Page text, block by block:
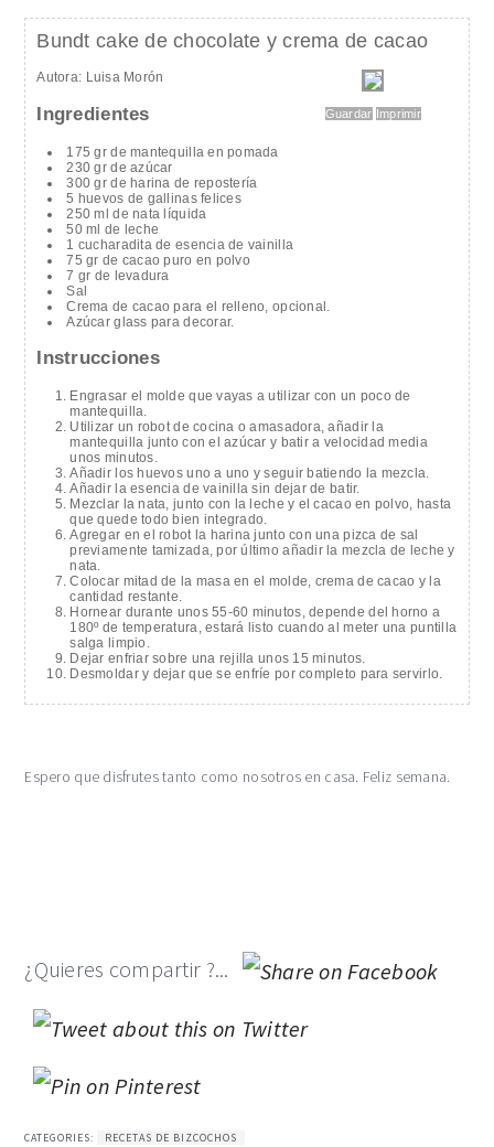
Bundt cake de chocolate y crema de cacao
Guardar Imprimir
Autora: Luisa Morón
Ingredientes
175 gr de mantequilla en pomada
230 gr de azúcar
300 gr de harina de repostería
5 huevos de gallinas felices
250 ml de nata líquida
50 ml de leche
1 cucharadita de esencia de vainilla
75 gr de cacao puro en polvo
7 gr de levadura
Sal
Crema de cacao para el relleno, opcional.
Azúcar glass para decorar.
Instrucciones
Engrasar el molde que vayas a utilizar con un poco de
mantequilla.
Utilizar un robot de cocina o amasadora, añadir la
mantequilla junto con el azúcar y batir a velocidad media
unos minutos.
Añadir los huevos uno a uno y seguir batiendo la mezcla.
Añadir la esencia de vainilla sin dejar de batir.
Mezclar la nata, junto con la leche y el cacao en polvo, hasta
que quede todo bien integrado.
Agregar en el robot la harina junto con una pizca de sal
previamente tamizada, por último añadir la mezcla de leche y
nata.
Colocar mitad de la masa en el molde, crema de cacao y la
cantidad restante.
Hornear durante unos 55-60 minutos, depende del horno a
180º de temperatura, estará listo cuando al meter una puntilla
salga limpio.
Dejar enfriar sobre una rejilla unos 15 minutos.
Desmoldar y dejar que se enfríe por completo para servirlo.
Espero que disfrutes tanto como nosotros en casa. Feliz semana.
¿Quieres compartir ?...
CATEGORIES: RECETAS DE BIZCOCHOS